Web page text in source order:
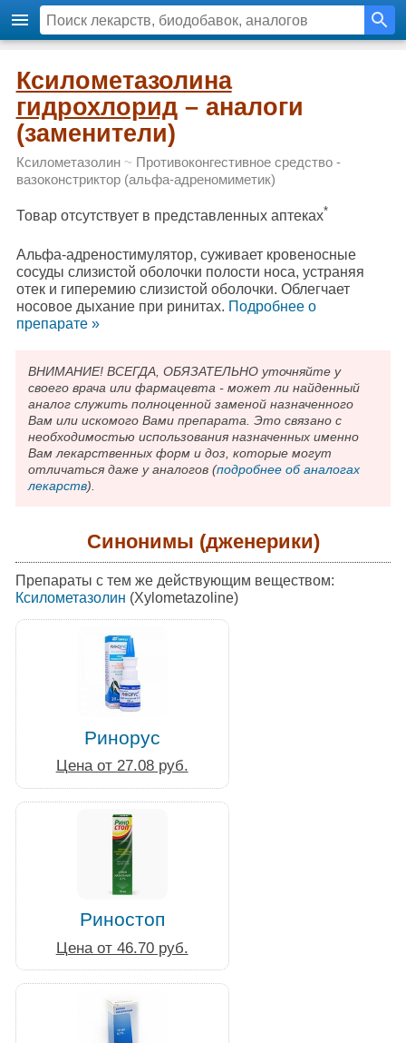
Ксилометазолина
гидрохлорид– аналоги
(заменители)
Ксилометазолин~ Противоконгестивное средство -
вазоконстриктор (альфа-адреномиметик)
Товар отсутствует в представленных аптеках*
Альфа-адреностимулятор, суживает кровеносные
сосуды слизистой оболочки полости носа, устраняя
отек и гиперемию слизистой оболочки. Облегчает
носовое дыхание при ринитах. Подробнee о
препарате »
ВНИМАНИЕ! ВСЕГДА, ОБЯЗАТЕЛЬНО уточняйте у
своего врача или фармацевта - может ли найденный
аналог служить полноценной заменой назначенного
Вам или искомого Вами препарата. Это связано с
необходимостью использования назначенных именно
Вам лекарственных форм и доз, которые могут
отличаться даже у аналогов (подробнее об аналогах
лекарств).
Синонимы (дженерики)
Препараты с тем же действующим веществом:
Ксилометазолин (Xylometazoline)
Ринорус
Цена от 27.08 руб.
Риностоп
Цена от 46.70 руб.